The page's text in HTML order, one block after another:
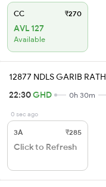
CC ₹270
AVL 127
Available
12877 NDLS GARIB RATH
22:30GHD 0h 30m
0 sec ago
3A ₹285
Click to Refresh